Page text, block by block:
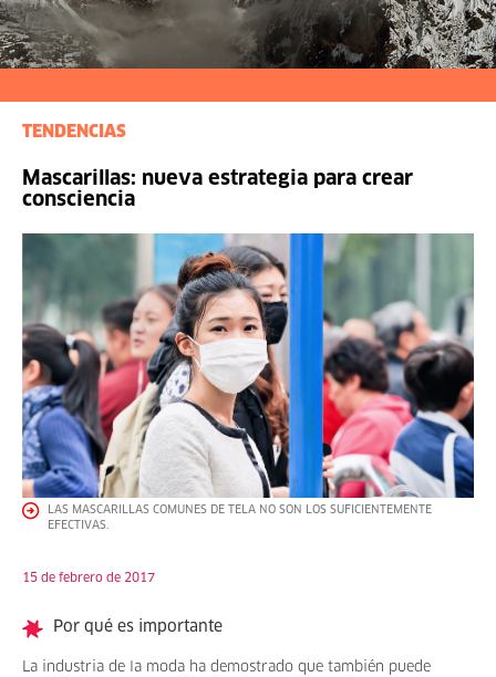
TENDENCIAS
Mascarillas: nueva estrategia para crear
consciencia
LAS MASCARILLAS COMUNES DE TELA NO SON LOS SUFICIENTEMENTE
EFECTIVAS.
15 de febrero de 2017
Por qué es importante
La industria de la moda ha demostrado que también puede